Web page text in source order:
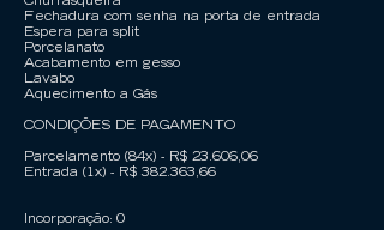
Churrasqueira
Fechadura com senha na porta de entrada
Espera para split
Porcelanato
Acabamento em gesso
Lavabo
Aquecimento a Gás
CONDIÇÕES DE PAGAMENTO
Parcelamento (84x) - R$ 23.606,06
Entrada (1x) - R$ 382.363,66
Incorporação: 0